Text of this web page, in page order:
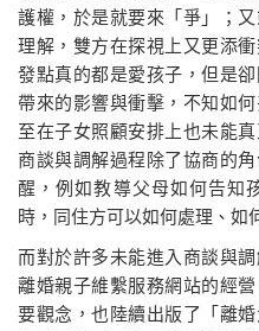
護權，於是就要來「爭」；
理解，雙方在探視上又更添
發點真的都是愛孩子，但是
帶來的影響與衝擊，不知如
至在子女照顧安排上也未能
商談與調解過程除了協商的
醒，例如教導父母如何告知
時，同住方可以如何處理、如
而對於許多未能進入商談與
離婚親子維繫服務網站的經
要觀念，也陸續出版了「離